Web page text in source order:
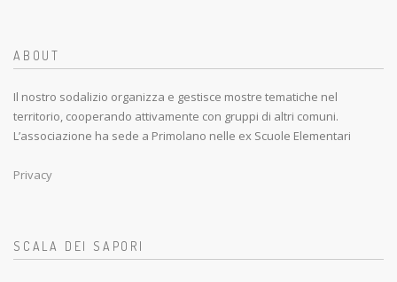
ABOUT
Il nostro sodalizio organizza e gestisce mostre tematiche nel
territorio, cooperando attivamente con gruppi di altri comuni.
L’associazione ha sede a Primolano nelle ex Scuole Elementari
Privacy
SCALA DEI SAPORI